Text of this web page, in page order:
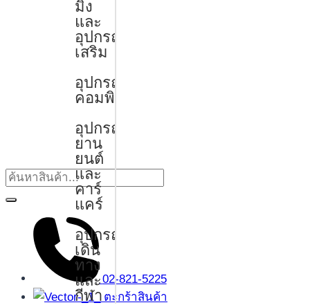
มิ่ง
และ
อุปกรณ์
เสริม
อุปกรณ์
คอมพิวเตอร์
อุปกรณ์
ยาน
ยนต์
และ
คาร์
แคร์
อุปกรณ์
เดิน
ทาง
และ
กีฬา
02-821-5225
ตะกร้าสินค้า